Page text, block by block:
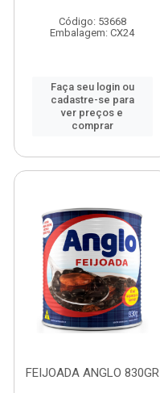
Código: 53668
Embalagem: CX24
Faça seu login ou
cadastre-se para
ver preços e
comprar
FEIJOADA ANGLO 830GR